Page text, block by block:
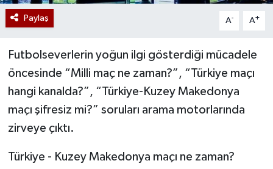
Paylaş A- A+
Futbolseverlerin yoğun ilgi gösterdiği mücadele
öncesinde “Milli maç ne zaman?”, “Türkiye maçı
hangi kanalda?”, “Türkiye-Kuzey Makedonya
maçı şifresiz mi?” soruları arama motorlarında
zirveye çıktı.
Türkiye - Kuzey Makedonya maçı ne zaman?